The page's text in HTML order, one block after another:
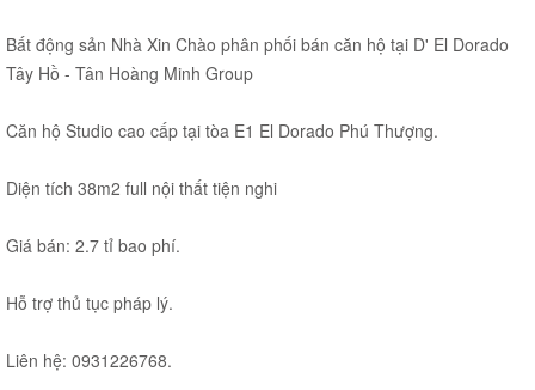
Bất động sản Nhà Xin Chào phân phối bán căn hộ tại D' El Dorado
Tây Hồ - Tân Hoàng Minh Group
Căn hộ Studio cao cấp tại tòa E1 El Dorado Phú Thượng.
Diện tích 38m2 full nội thất tiện nghi
Giá bán: 2.7 tỉ bao phí.
Hỗ trợ thủ tục pháp lý.
Liên hệ: 0931226768.